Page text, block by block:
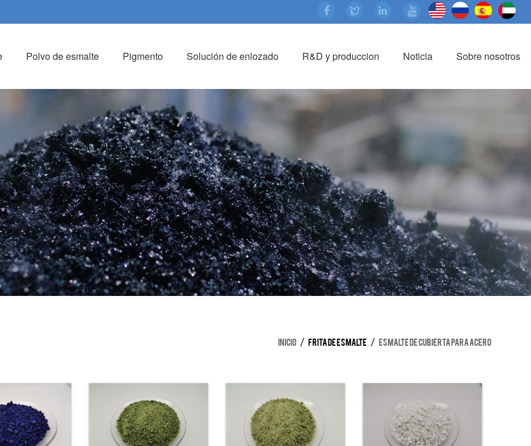
Polvo de esmalte Pigmento Solución de enlozado R&D y produccion Noticia Sobre nosotros
Inicio / Frita de esmalte / Esmalte de cubierta para acero